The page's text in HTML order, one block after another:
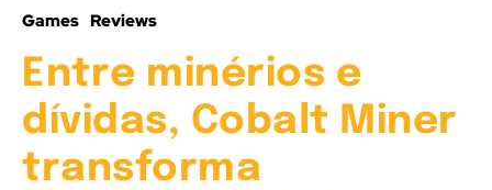
Games Reviews
Entre minérios e
dívidas, Cobalt Miner
transforma